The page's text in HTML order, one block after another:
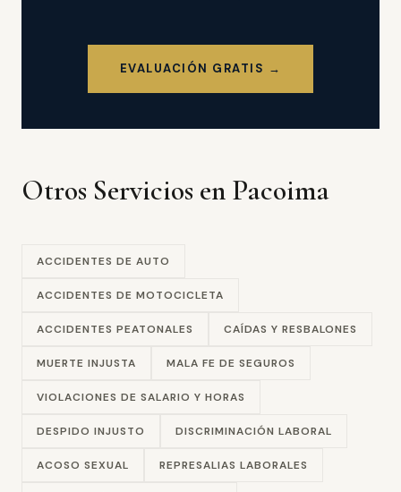
EVALUACIÓN GRATIS →
Otros Servicios en Pacoima
ACCIDENTES DE AUTO
ACCIDENTES DE MOTOCICLETA
ACCIDENTES PEATONALES CAÍDAS Y RESBALONES
MUERTE INJUSTA MALA FE DE SEGUROS
VIOLACIONES DE SALARIO Y HORAS
DESPIDO INJUSTO DISCRIMINACIÓN LABORAL
ACOSO SEXUAL REPRESALIAS LABORALES